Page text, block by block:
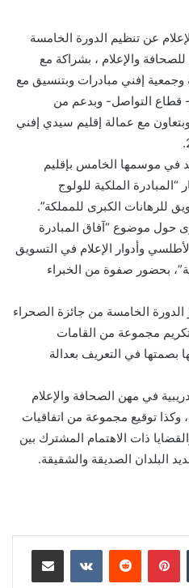
عن تنظيم الدورة الخامسة
والإعلام ، بشراكة مع
وجمعية إفني مبادرات وبتنسيق مع
قطاع التواصل- وبدعم من
مع عمالة إقليم سيدي إفني
في موسمها الخامس بإقليم
الملكية للولوج
للرهانات الكبرى للمملكة”.
حول موضوع “آفاق المبادرة
وأدوار الإعلام في التسويق
بحضور صفوة من الخبراء
الخامسة من جائزة الصحراء
تكريم مجموعة من القامات
بصمتها في التعريف بعدالة
في مهن الصحافة والإعلام
وكذا توقيع مجموعة من اتفاقيات
ذات الاهتمام المشترك بين
البلدان الصديقة والشقيقة.
بينتيريست مشاركة عبر البريد